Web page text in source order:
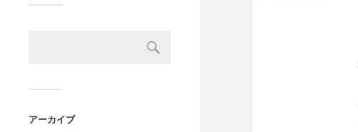
アーカイブ